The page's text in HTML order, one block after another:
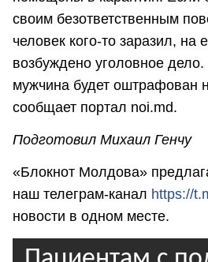
своим безответственным
человек кого-то заразил, на
возбуждено уголовное
мужчина будет оштрафован
сообщает портал noi.md.
Подготовил Михаил Генчу
«Блокнот Молдова»
наш телеграм-канал https://
новости в одном месте.